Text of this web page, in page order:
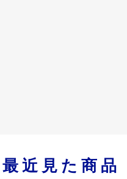
最近見た商品